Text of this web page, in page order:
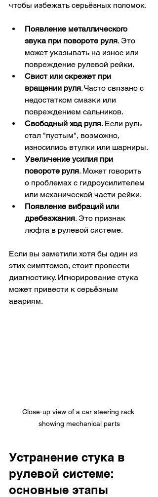
чтобы избежать серьёзных поломок.
Появление металлического
звука при повороте руля. Это
может указывать на износ или
повреждение рулевой рейки.
Свист или скрежет при
вращении руля. Часто связано с
недостатком смазки или
повреждением сальников.
Свободный ход руля. Если руль
стал "пустым", возможно,
износились втулки или шарниры.
Увеличение усилия при
повороте руля. Может говорить
о проблемах с гидроусилителем
или механической части рейки.
Появление вибраций или
дребезжания. Это признак
люфта в рулевой системе.
Если вы заметили хотя бы один из
этих симптомов, стоит провести
диагностику. Игнорирование стука
может привести к серьёзным
авариям.
Close-up view of a car steering rack
showing mechanical parts
Устранение стука в
рулевой системе:
основные этапы